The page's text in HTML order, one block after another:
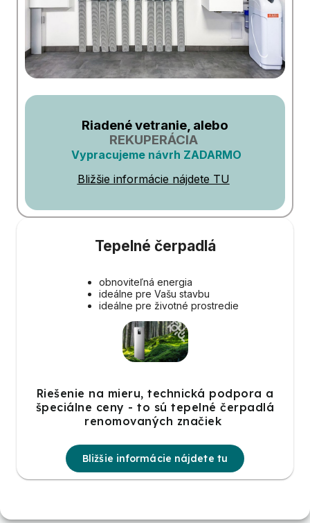
Riadené vetranie, alebo
REKUPERÁCIA
Vypracujeme návrh ZADARMO
Bližšie informácie nájdete TU
Tepelné čerpadlá
obnoviteľná energia
ideálne pre Vašu stavbu
ideálne pre životné prostredie
Riešenie na mieru, technická podpora a
špeciálne ceny - to sú tepelné čerpadlá
renomovaných značiek
Bližšie informácie nájdete tu